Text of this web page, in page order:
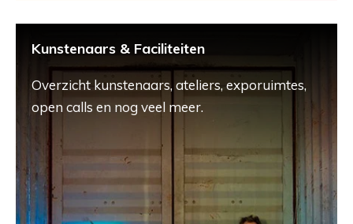
Kunstenaars & Faciliteiten
Overzicht kunstenaars, ateliers, exporuimtes,
open calls en nog veel meer.